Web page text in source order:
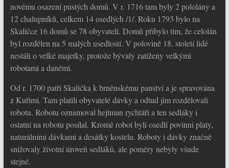
novému osazení pustých domů. V r. 1716 tam byly 2 pololány a
12 chalupníků, celkem 14 osedlých /1/. Roku 1793 bylo na
Skaličce 16 domů se 78 obyvateli. Domů přibylo tím, že celolán
byl rozdělen na 5 malých usedlostí. V polovině 18. století lidé
nestáli o velké majetky, protože bývaly zatíženy velkými
robotami a daněmi.
Od r. 1700 patří Skalička k brněnskému panství a je spravována
z Kuřimi. Tam platili obyvatelé dávky a odtud jim rozdělovali
robotu. Robotu oznamoval hejtman rychtáři a ten sedláky i
ostatní na robotu posílal. Kromě robot byli osedlí povinni platy,
naturálními dávkami a desátky kostelu. Roboty i dávky značně
snižovaly životní úroveň sedláků, ale poměry nebyly všude
stejné.